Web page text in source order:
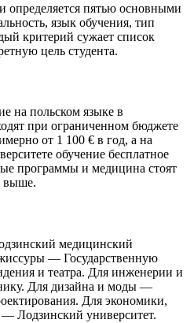
определяется пятью основными
язык обучения, тип
критерий сужает список
цель студента.
на польском языке в
при ограниченном бюджете
от 1 100 € в год, а на
обучение бесплатное
программы и медицина стоят
выше.
медицинский
— Государственную
и театра. Для инженерии и
Для дизайна и моды —
Для экономики,
Лодзинский университет.